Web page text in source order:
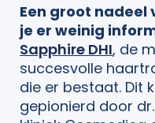
Een groot
je er weinig
Sapphire DHI, de
succesvolle
die er bestaat. Dit
gepionierd door